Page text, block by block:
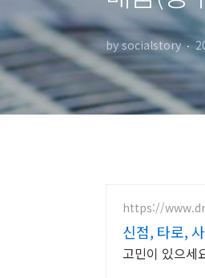
by socialstory
https://
신점, 타로,
고민이 있으세